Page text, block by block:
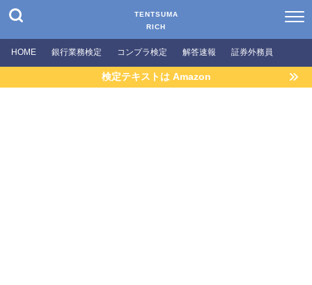
TENTSUMA
RICH
HOME 銀行業務検定 コンプラ検定 解答速報 証券外務員
検定テキストは Amazon